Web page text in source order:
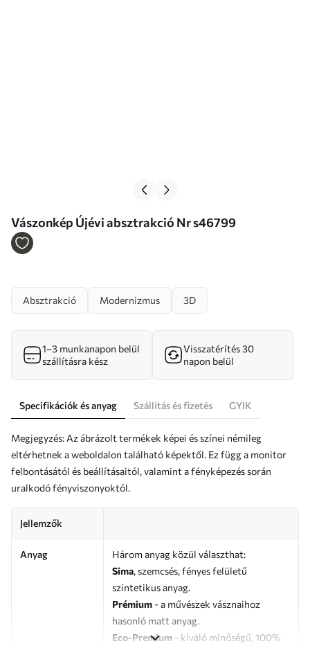
Vászonkép Újévi absztrakció Nr s46799
Absztrakció Modernizmus 3D
1–3 munkanapon belül
szállításra kész
Visszatérítés 30
napon belül
Specifikációk és anyag Szállítás és fizetés GYIK
Megjegyzés: Az ábrázolt termékek képei és színei némileg
eltérhetnek a weboldalon található képektől. Ez függ a monitor
felbontásától és beállításaitól, valamint a fényképezés során
uralkodó fényviszonyoktól.
Jellemzők
Anyag
Három anyag közül választhat:
Sima, szemcsés, fényes felületű
szintetikus anyag.
Prémium - a művészek vásznaihoz
hasonló matt anyag.
Eco-Premium - kiváló minőségű, 100%